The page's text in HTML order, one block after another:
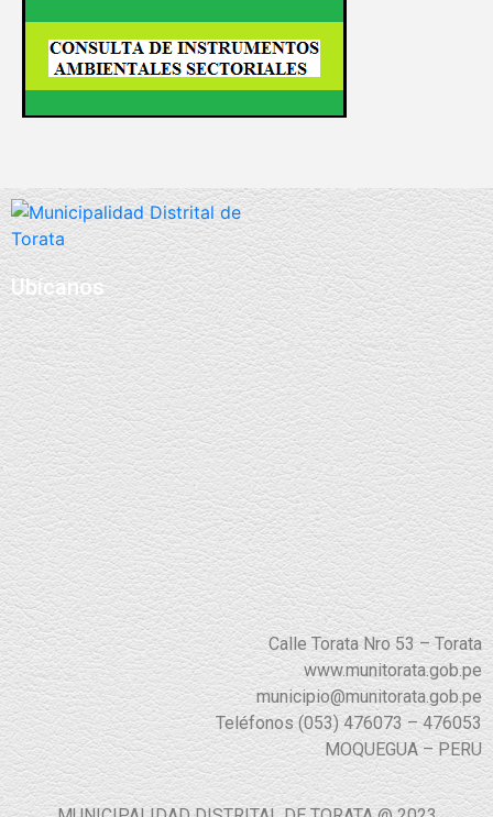
Ubícanos
Calle Torata Nro 53 – Torata
www.munitorata.gob.pe
municipio@munitorata.gob.pe
Teléfonos (053) 476073 – 476053
MOQUEGUA – PERU